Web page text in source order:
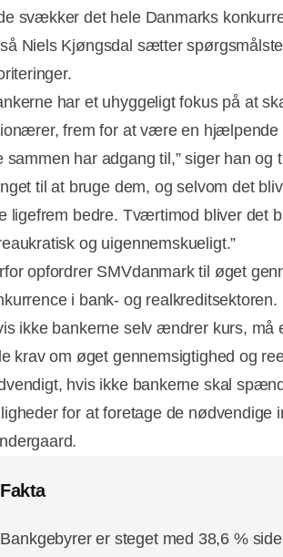
svækker det hele Danmarks
Niels Kjøngsdal sætter
har et uhyggeligt fokus på at
frem for at være en
sammen har adgang til,” siger han og
til at bruge dem, og selvom det
ligefrem bedre. Tværtimod bliver det
og uigennemskueligt.”
opfordrer SMVdanmark til øget
i bank- og realkreditsektoren.
ikke bankerne selv ændrer kurs, må
krav om øget gennemsigtighed og
hvis ikke bankerne skal
for at foretage de nødvendige
Fakta
Bankgebyrer er steget med 38,6 %